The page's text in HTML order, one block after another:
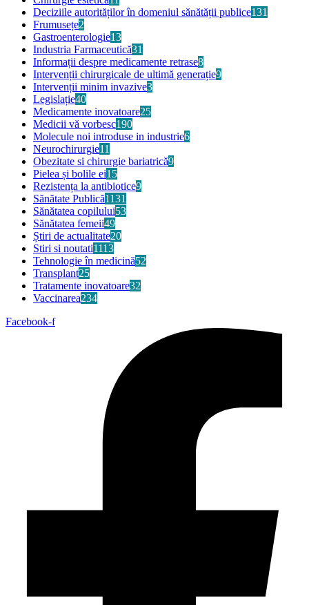
Deciziile autorităților în domeniul sănătății publice131
Frumusețe2
Gastroenterologie13
Industria Farmaceutică31
Informații despre medicamente retrase8
Intervenții chirurgicale de ultimă generație9
Intervenții minim invazive3
Legislație40
Medicamente inovatoare25
Medicii vă vorbesc190
Molecule noi introduse in industrie6
Neurochirurgie11
Obezitate si chirurgie bariatrică9
Pielea și bolile ei15
Rezistența la antibiotice9
Sănătate Publică1131
Sănătatea copilului53
Sănătatea femeii49
Știri de actualitate20
Stiri si noutati1113
Tehnologie în medicină52
Transplant25
Tratamente inovatoare32
Vaccinarea234
Facebook-f